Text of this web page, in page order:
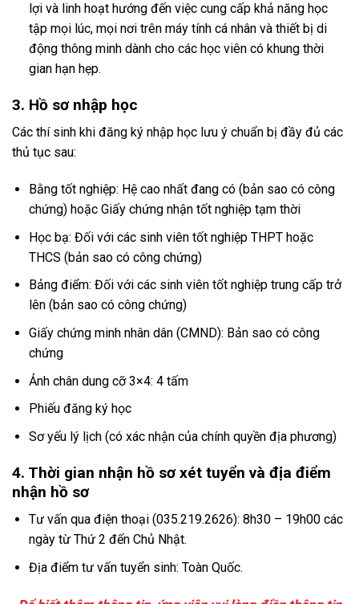
lợi và linh hoạt hướng đến việc cung cấp khả năng học
tập mọi lúc, mọi nơi trên máy tính cá nhân và thiết bị di
động thông minh dành cho các học viên có khung thời
gian hạn hẹp.
3. Hồ sơ nhập học
Các thí sinh khi đăng ký nhập học lưu ý chuẩn bị đầy đủ các
thủ tục sau:
Bằng tốt nghiệp: Hệ cao nhất đang có (bản sao có công
chứng) hoặc Giấy chứng nhận tốt nghiệp tạm thời
Học bạ: Đối với các sinh viên tốt nghiệp THPT hoặc
THCS (bản sao có công chứng)
Bảng điểm: Đối với các sinh viên tốt nghiệp trung cấp trở
lên (bản sao có công chứng)
Giấy chứng minh nhân dân (CMND): Bản sao có công
chứng
Ảnh chân dung cỡ 3×4: 4 tấm
Phiếu đăng ký học
Sơ yếu lý lịch (có xác nhận của chính quyền địa phương)
4. Thời gian nhận hồ sơ xét tuyển và địa điểm
nhận hồ sơ
Tư vấn qua điện thoại (035.219.2626): 8h30 – 19h00 các
ngày từ Thứ 2 đến Chủ Nhật.
Địa điểm tư vấn tuyển sinh: Toàn Quốc.